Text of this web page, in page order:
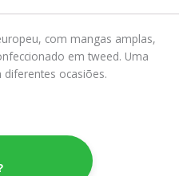
com mangas amplas,
em tweed. Uma
diferentes ocasiões.